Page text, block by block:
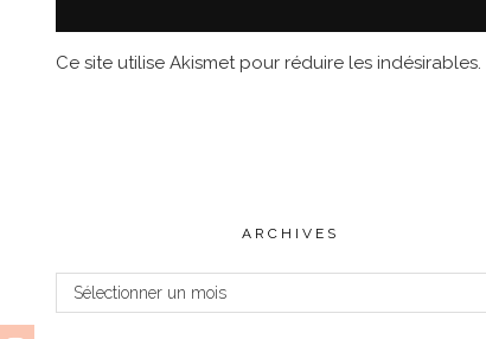
Ce site utilise Akismet pour réduire les indésirables.
ARCHIVES
Archives